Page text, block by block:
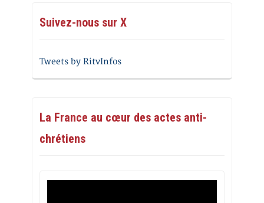
Suivez-nous sur X
Tweets by RitvInfos
La France au cœur des actes anti-
chrétiens